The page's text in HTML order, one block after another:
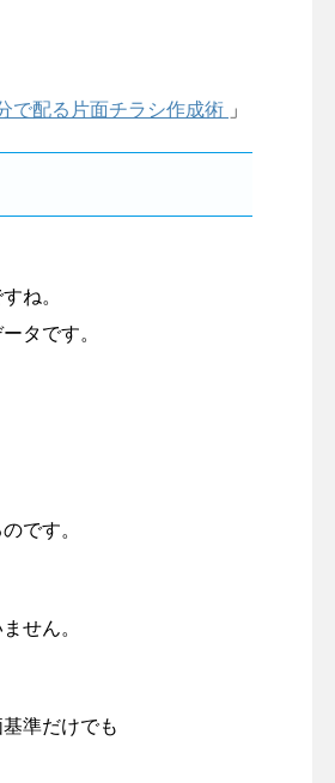
で配る片面チラシ作成術 」
ね。
タです。
です。
せん。
準だけでも